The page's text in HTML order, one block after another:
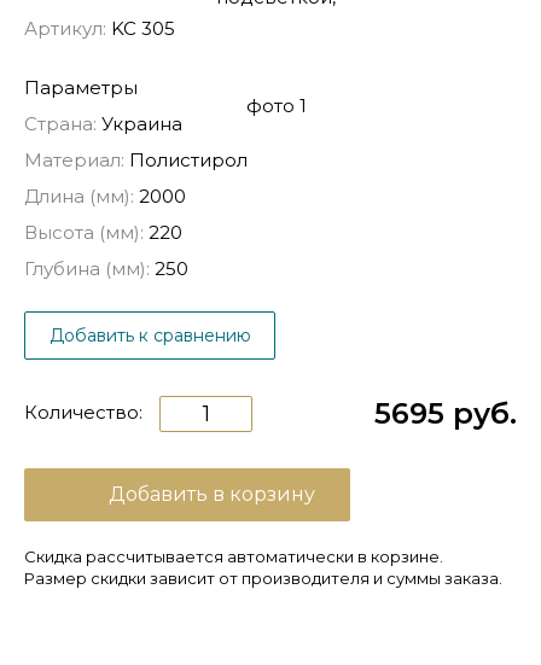
Артикул: KC 305
Параметры
Страна: Украина
Материал: Полистирол
Длина (мм): 2000
Высота (мм): 220
Глубина (мм): 250
Добавить к сравнению
5695 руб.
Количество:
Добавить в корзину
Скидка рассчитывается автоматически в корзине.
Размер скидки зависит от производителя и суммы заказа.